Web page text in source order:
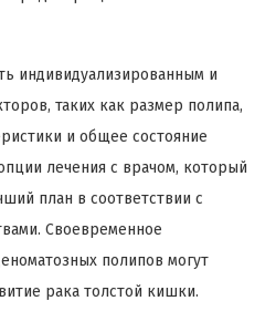
индивидуализированным и
таких как размер полипа,
и общее состояние
лечения с врачом, который
план в соответствии с
Своевременное
полипов могут
рака толстой кишки.